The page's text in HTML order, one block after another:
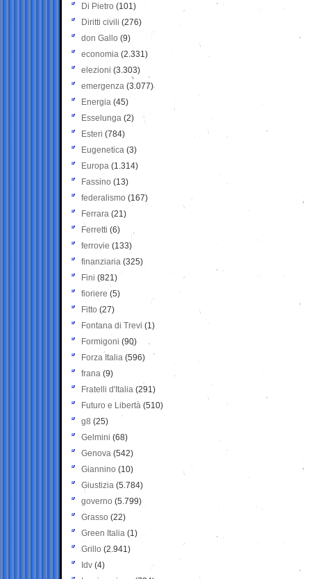
Di Pietro (101)
Diritti civili (276)
don Gallo (9)
economia (2.331)
elezioni (3.303)
emergenza (3.077)
Energia (45)
Esselunga (2)
Esteri (784)
Eugenetica (3)
Europa (1.314)
Fassino (13)
federalismo (167)
Ferrara (21)
Ferretti (6)
ferrovie (133)
finanziaria (325)
Fini (821)
fioriere (5)
Fitto (27)
Fontana di Trevi (1)
Formigoni (90)
Forza Italia (596)
frana (9)
Fratelli d'Italia (291)
Futuro e Libertà (510)
g8 (25)
Gelmini (68)
Genova (542)
Giannino (10)
Giustizia (5.784)
governo (5.799)
Grasso (22)
Green Italia (1)
Grillo (2.941)
Idv (4)